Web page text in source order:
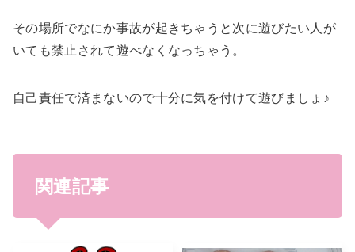
その場所でなにか事故が起きちゃうと次に遊びたい人が
いても禁止されて遊べなくなっちゃう。
自己責任で済まないので十分に気を付けて遊びましょ♪
関連記事